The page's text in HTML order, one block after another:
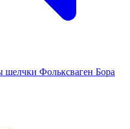
Фольксваген Бора